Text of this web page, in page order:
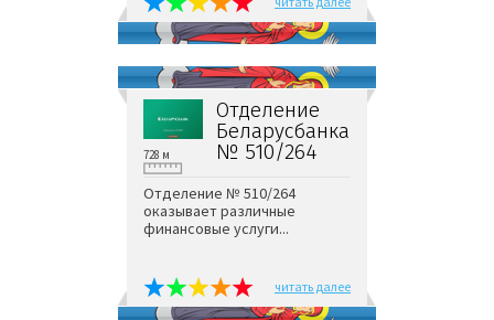
Отделение
Беларусбанка
№ 510/264
728 м
Отделение № 510/264
оказывает различные
финансовые услуги...
читать далее